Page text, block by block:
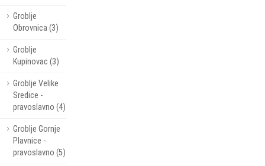
Groblje
Obrovnica (3)
Groblje
Kupinovac (3)
Groblje Velike
Sredice -
pravoslavno (4)
Groblje Gornje
Plavnice -
pravoslavno (5)